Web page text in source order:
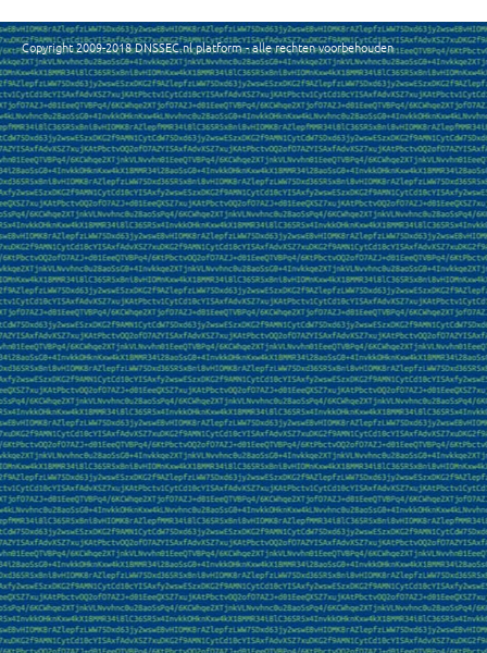
Copyright 2009-2018 DNSSEC.nl platform - alle rechten voorbehouden